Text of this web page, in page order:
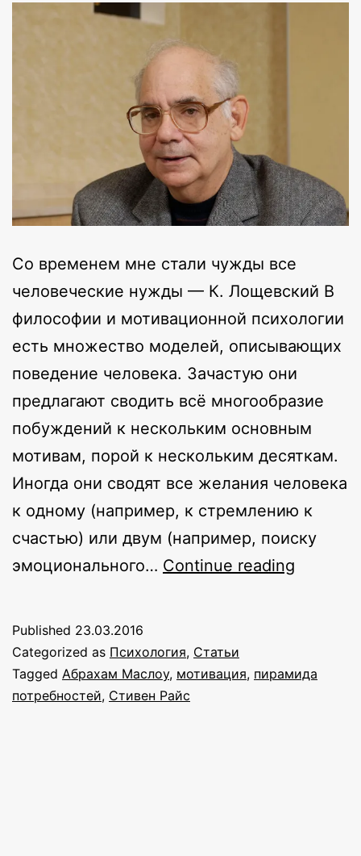
Cо временем мне стали чужды все
человеческие нужды — К. Лощевский В
философии и мотивационной психологии
есть множество моделей, описывающих
поведение человека. Зачастую они
предлагают сводить всё многообразие
побуждений к нескольким основным
мотивам, порой к нескольким десяткам.
Иногда они сводят все желания человека
к одному (например, к стремлению к
счастью) или двум (например, поиску
эмоционального… Continue reading
Райсса
Published 23.03.2016
Categorized as Психология, Статьи
Tagged Абрахам Маслоу, мотивация, пирамида
потребностей, Стивен Райс